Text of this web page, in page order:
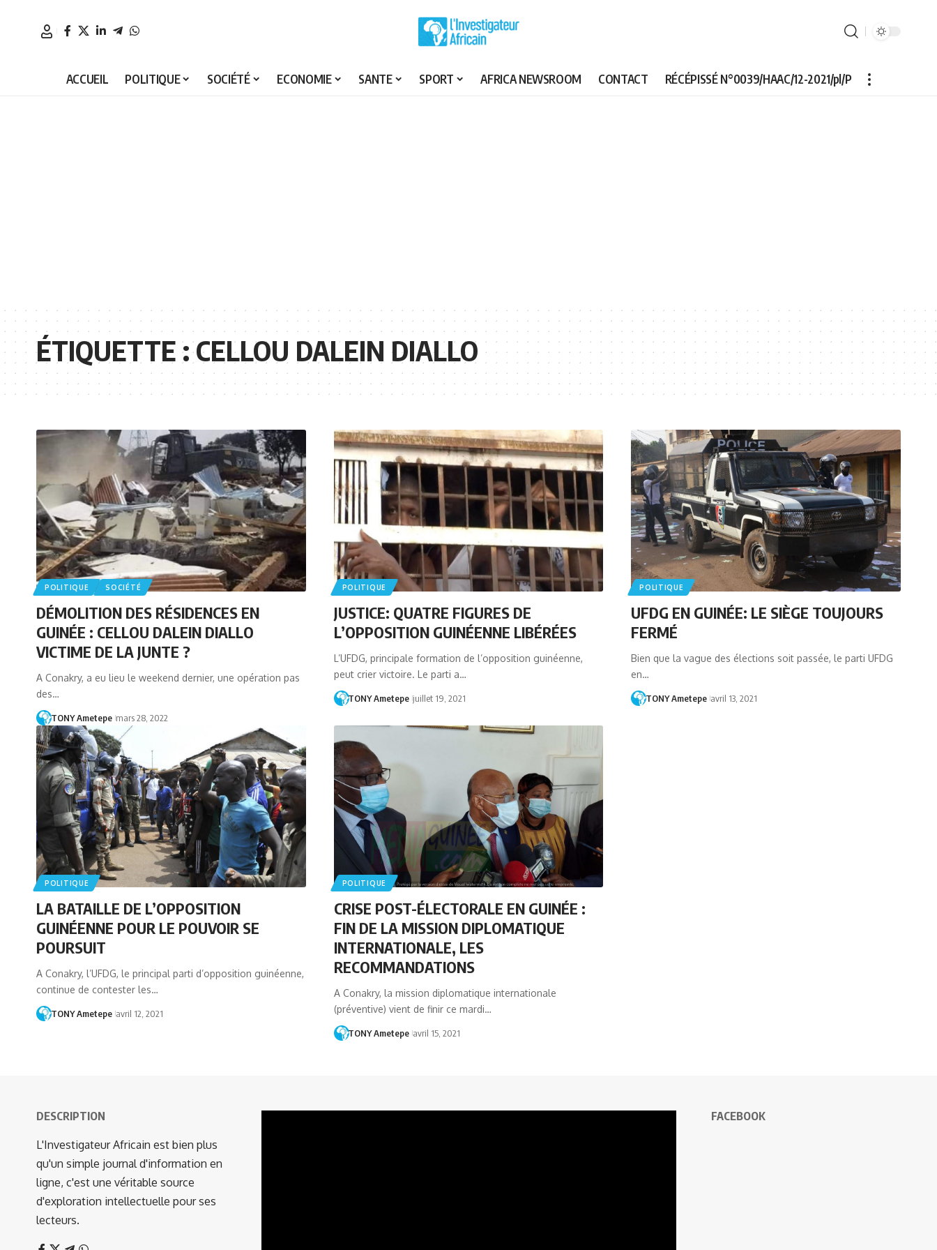
ACCUEIL POLITIQUE SOCIÉTÉ ECONOMIE SANTE SPORT AFRICA NEWSROOM CONTACT RÉCÉPISSÉ N°0039/HAAC/12-2021/pl/P
ÉTIQUETTE :CELLOU DALEIN DIALLO
POLITIQUE SOCIÉTÉ
DÉMOLITION DES RÉSIDENCES EN
GUINÉE : CELLOU DALEIN DIALLO
VICTIME DE LA JUNTE ?
A Conakry, a eu lieu le weekend dernier, une opération pas
des…
TONY Ametepe mars 28, 2022
POLITIQUE
JUSTICE: QUATRE FIGURES DE
L’OPPOSITION GUINÉENNE LIBÉRÉES
L’UFDG, principale formation de l’opposition guinéenne,
peut crier victoire. Le parti a…
TONY Ametepe juillet 19, 2021
POLITIQUE
UFDG EN GUINÉE: LE SIÈGE TOUJOURS
FERMÉ
Bien que la vague des élections soit passée, le parti UFDG
en…
TONY Ametepe avril 13, 2021
POLITIQUE
LA BATAILLE DE L’OPPOSITION
GUINÉENNE POUR LE POUVOIR SE
POURSUIT
A Conakry, l’UFDG, le principal parti d’opposition guinéenne,
continue de contester les…
TONY Ametepe avril 12, 2021
POLITIQUE
CRISE POST-ÉLECTORALE EN GUINÉE :
FIN DE LA MISSION DIPLOMATIQUE
INTERNATIONALE, LES
RECOMMANDATIONS
A Conakry, la mission diplomatique internationale
(préventive) vient de finir ce mardi…
TONY Ametepe avril 15, 2021
DESCRIPTION
L'Investigateur Africain est bien plus
qu'un simple journal d'information en
ligne, c'est une véritable source
d'exploration intellectuelle pour ses
lecteurs.
FACEBOOK